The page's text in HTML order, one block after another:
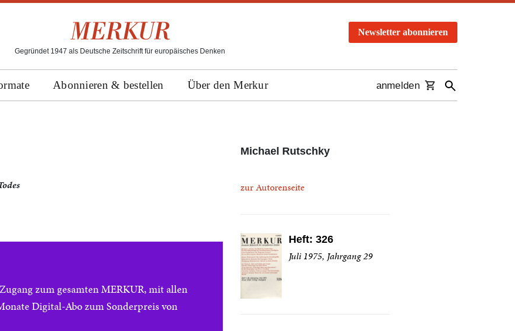
Gegründet 1947 als Deutsche Zeitschrift für europäisches Denken
Newsletter abonnieren
Abonnieren & bestellen Über den Merkur anmelden
zum gesamten MERKUR, mit allen
Digital-Abo zum Sonderpreis von
Michael Rutschky
zur Autorenseite
Heft: 326
Juli 1975, Jahrgang 29